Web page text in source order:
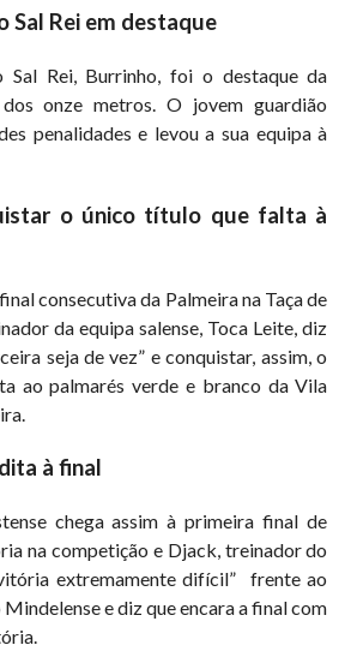
Sal Rei em destaque
Sal Rei, Burrinho, foi o destaque da
onze metros. O jovem guardião
penalidades e levou a sua equipa à
o único título que falta à
consecutiva da Palmeira na Taça de
da equipa salense, Toca Leite, diz
seja de vez” e conquistar, assim, o
ao palmarés verde e branco da Vila
à final
chega assim à primeira final de
na competição e Djack, treinador do
extremamente difícil” frente ao
e diz que encara a final com